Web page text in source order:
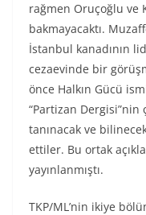
rağmen Oruçoğlu ve
bakmayacaktı.
İstanbul kanadının
cezaevinde bir
önce Halkın Gücü
“Partizan Dergisi”nin
tanınacak ve
ettiler. Bu ortak
yayınlanmıştı.
TKP/ML’nin ikiye